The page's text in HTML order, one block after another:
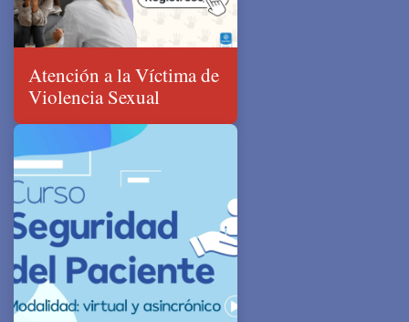
Atención a la Víctima de
Violencia Sexual